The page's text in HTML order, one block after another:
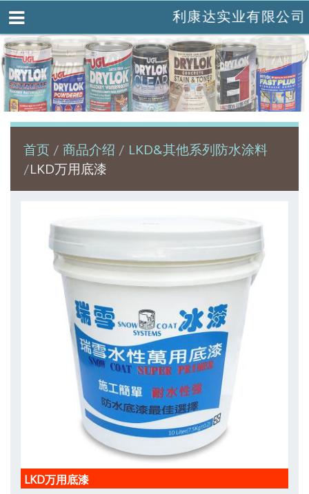
利康达实业有限公司
首页 商品介绍
LKD&其他系列防水涂料
LKD万用底漆
LKD万用底漆